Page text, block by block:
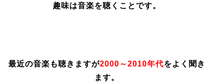
趣味は音楽を聴くことです。
最近の音楽も聴きますが2000～2010年代をよく聞き
ます。